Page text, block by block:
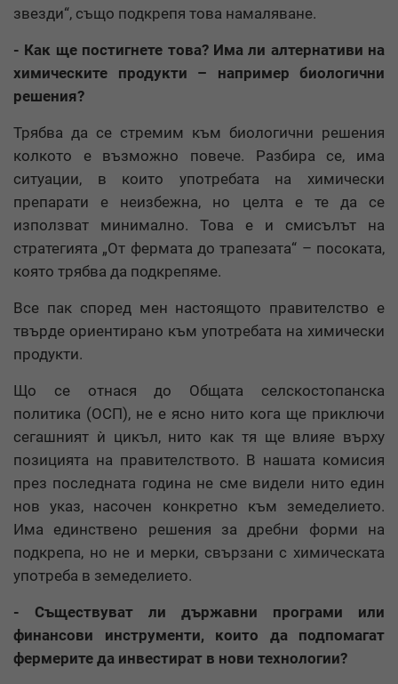
звезди“, също подкрепя това намаляване.
- Как ще постигнете това? Има ли алтернативи на
химическите продукти – например биологични
решения?
Трябва да се стремим към биологични решения
колкото е възможно повече. Разбира се, има
ситуации, в които употребата на химически
препарати е неизбежна, но целта е те да се
използват минимално. Това е и смисълът на
стратегията „От фермата до трапезата“ – посоката,
която трябва да подкрепяме.
Все пак според мен настоящото правителство е
твърде ориентирано към употребата на химически
продукти.
Що се отнася до Общата селскостопанска
политика (ОСП), не е ясно нито кога ще приключи
сегашният ѝ цикъл, нито как тя ще влияе върху
позицията на правителството. В нашата комисия
през последната година не сме видели нито един
нов указ, насочен конкретно към земеделието.
Има единствено решения за дребни форми на
подкрепа, но не и мерки, свързани с химическата
употреба в земеделието.
- Съществуват ли държавни програми или
финансови инструменти, които да подпомагат
фермерите да инвестират в нови технологии?